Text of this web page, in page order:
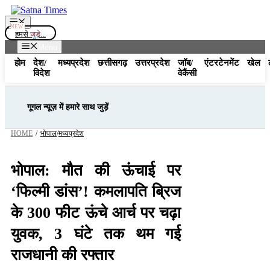
Skip
to
content
Menu
हमसे जुड़े...
होम
देश/
विदेश
मध्यप्रदेश छत्तीसगढ़ उत्तरप्रदेश
जॉब/
वेकैंसी
एंटरटेनमेंट खेल
गूगल न्यूज़ में हमारे साथ जुड़ें
HOME / भोपाल/मध्यप्रदेश
भोपाल: मौत की ऊंचाई पर
‘फिल्मी डांस’! कमलापति ब्रिज
के 300 फीट ऊंचे आर्च पर चढ़ा
युवक, 3 घंटे तक थम गई
राजधानी की रफ्तार